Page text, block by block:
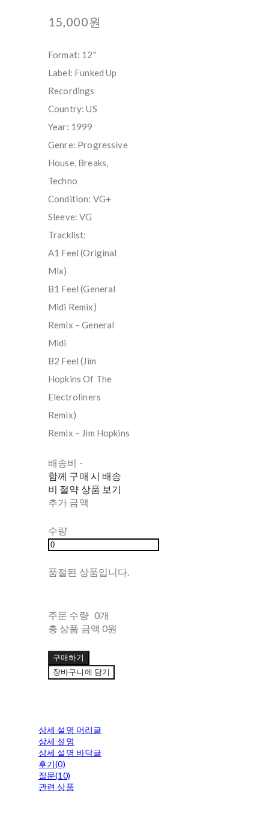
15,000원
Format: 12"
Label: Funked Up
Recordings
Country: US
Year: 1999
Genre: Progressive
House, Breaks,
Techno
Condition: VG+
Sleeve: VG
Tracklist:
A1 Feel (Original
Mix)
B1 Feel (General
Midi Remix)
Remix – General
Midi
B2 Feel (Jim
Hopkins Of The
Electroliners
Remix)
Remix – Jim Hopkins
배송비 -
함께 구매 시 배송
비 절약 상품 보기
추가 금액
수량
품절된 상품입니다.
주문 수량 0개
총 상품 금액 0원
구매하기
장바구니에 담기
상세 설명 머리글
상세 설명
상세 설명 바닥글
후기(0)
질문(10)
관련 상품